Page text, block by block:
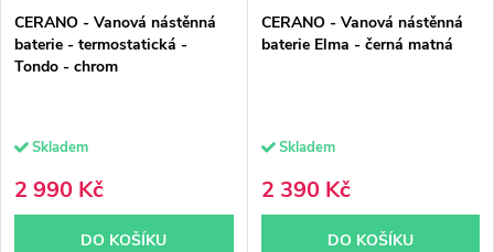
CERANO - Vanová nástěnná
baterie - termostatická -
Tondo - chrom
Skladem
2 990 Kč
DO KOŠÍKU
CERANO - Vanová nástěnná
baterie Elma - černá matná
Skladem
2 390 Kč
DO KOŠÍKU